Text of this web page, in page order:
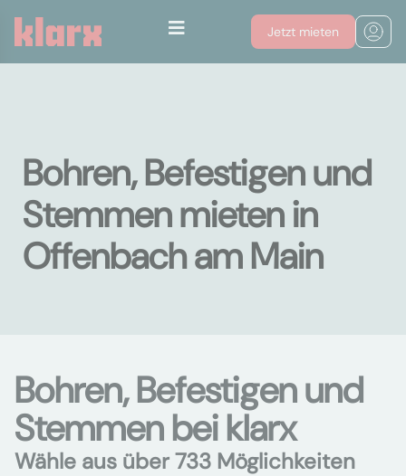
Jetzt mieten
Bohren, Befestigen und
Stemmen mieten in
Offenbach am Main
Bohren, Befestigen und
Stemmen bei klarx
Wähle aus über 733 Möglichkeiten